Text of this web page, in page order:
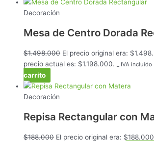
Decoración
Mesa de Centro Dorada
$1.498.000 El precio original era:
precio actual es: $1.198.000.
_ IVA incluido
carrito
Decoración
Repisa Rectangular con
$188.000 El precio original era: